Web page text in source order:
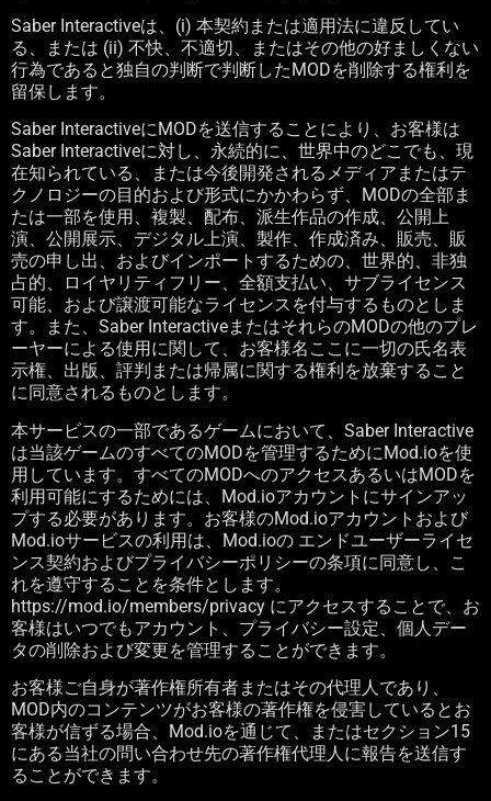
Saber Interactiveは、 (i) 本契約または適用法に違反してい
る、または (ii) 不快、不適切、またはその他の好ましくない
行為であると独自の判断で判断したMODを削除する権利を
留保します。
Saber InteractiveにMODを送信することにより、お客様は
Saber Interactiveに対し、永続的に、世界中のどこでも、現
在知られている、または今後開発されるメディアまたはテ
クノロジーの目的および形式にかかわらず、
MODの全部ま
たは一部を使用、複製、配布、派生作品の作成、公開上
演、公開展示、デジタル上演、製作、作成済み、販売、販
売の申し出、およびインポートするための、世界的、非独
占的、ロイヤリティフリー、全額支払い、サブライセンス
可能、および譲渡可能なライセンスを付与するものとしま
す。また、 Saber InteractiveまたはそれらのMODの他のプレ
ーヤーによる使用に関して、お客様名ここに一切の氏名表
示権、出版、評判または帰属に関する権利を放棄すること
に同意されるものとします。
本サービスの一部であるゲームにおいて、 Saber Interactive
は当該ゲームのすべてのMODを管理するためにMod.ioを使
用しています。すべてのMODへのアクセスあるいはMODを
利用可能にするためには、 Mod.ioアカウントにサインアッ
プする必要があります。お客様のMod.ioアカウントおよび
Mod.ioサービスの利用は、 Mod.ioの エンドユーザーライセ
ンス契約およびプライバシーポリシーの条項に同意し、こ
れを遵守することを条件とします。
https://mod.io/members/privacy にアクセスすることで、お
客様はいつでもアカウント、プライバシー設定、個人デー
タの削除および変更を管理することができます。
お客様ご自身が著作権所有者またはその代理人であり、
MOD内のコンテンツがお客様の著作権を侵害しているとお
客様が信ずる場合、 Mod.ioを通じて、またはセクション15
にある当社の問い合わせ先の著作権代理人に報告を送信す
ることができます。